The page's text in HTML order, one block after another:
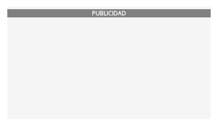
PUBLICIDAD